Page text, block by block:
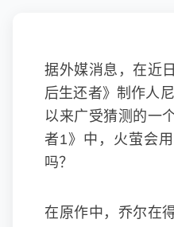
据外媒消息，在近
后生还者》制作人
以来广受猜测的一
者1》中，火萤会
吗？
在原作中，乔尔在